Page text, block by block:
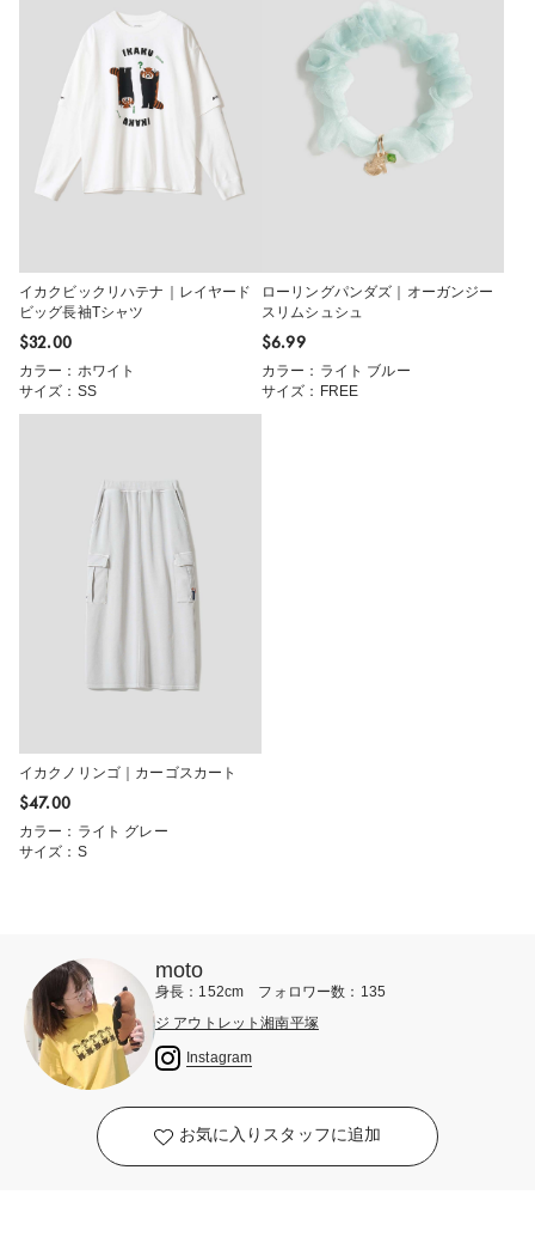
イカクビックリハテナ｜レイヤード
ビッグ長袖Tシャツ
$‌32.00
カラー：ホワイト
サイズ：SS
ローリングパンダズ｜オーガンジー
スリムシュシュ
$‌6.99
カラー：ライト ブルー
サイズ：FREE
イカクノリンゴ｜カーゴスカート
$‌47.00
カラー：ライト グレー
サイズ：S
moto
身長：152cm フォロワー数：135
ジ アウトレット湘南平塚
Instagram
お気に入りスタッフに追加